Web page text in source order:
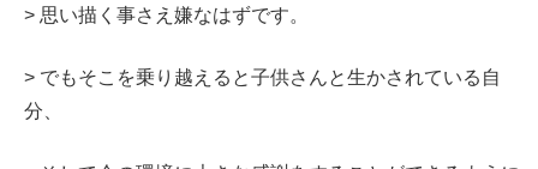
> 思い描く事さえ嫌なはずです。
> でもそこを乗り越えると子供さんと生かされている自
分、